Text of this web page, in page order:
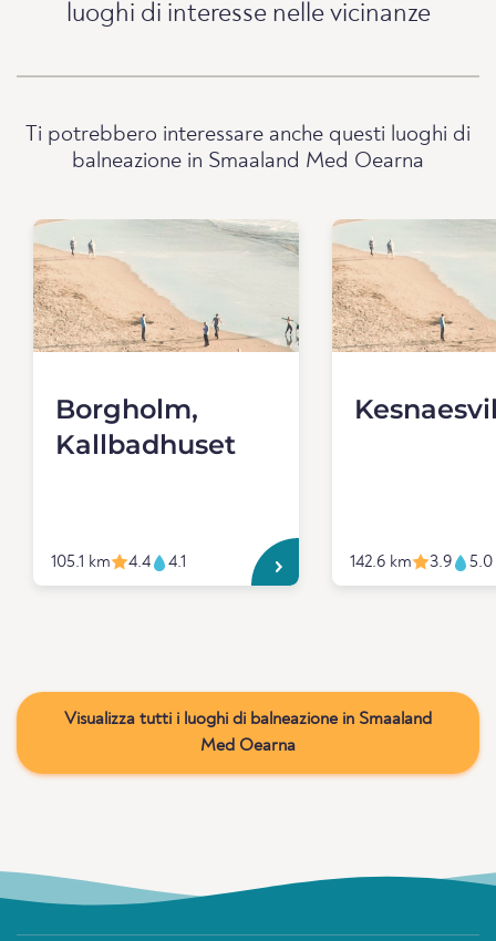
luoghi di interesse nelle vicinanze
Ti potrebbero interessare anche questi luoghi di
balneazione in Smaaland Med Oearna
Borgholm,
Kallbadhuset
105.1 km 4.4 4.1 142.6 km 3.9 5.0
Visualizza tutti i luoghi di balneazione in Smaaland
Med Oearna